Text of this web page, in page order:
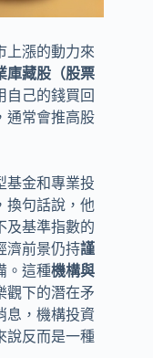
上漲的動力來
庫藏股（股票
自己的錢買回
通常會推高股
基金和專業投
換句話說，他
及基準指數的
濟前景仍持謹
。這種機構與
觀下的潛在矛
息，機構投資
說反而是一種